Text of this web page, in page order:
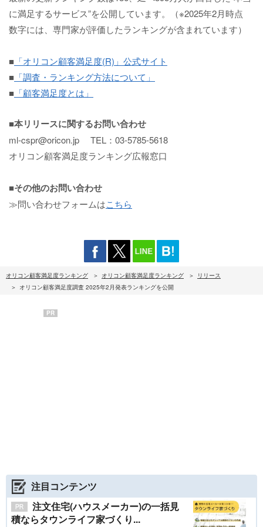
に満足するサービス”を公開しています。（※2025年2月時点
数字には、専門家が評価したランキングが含まれています）
■ 「オリコン顧客満足度(R)」公式サイト
■ 「調査・ランキング方法について」
■ 「顧客満足度とは」
■本リリースに関するお問い合わせ
ml-cspr@oricon.jp TEL：03-5785-5618
オリコン顧客満足度ランキング広報窓口
■その他のお問い合わせ
≫問い合わせフォームはこちら
オリコン顧客満足度ランキング オリコン顧客満足度ランキング
リリース
オリコン顧客満足度調査 2025年2月発表ランキングを公開
PR
注目コンテンツ
注文住宅(ハウスメーカー)の一括見
積ならタウンライフ家づくり...